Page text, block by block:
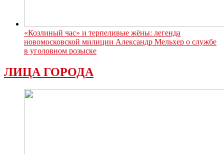
«Козлиный час» и терпеливые жёны: легенда
новомосковской милиции Александр Мельхер о службе
в уголовном розыске
ЛИЦА ГОРОДА